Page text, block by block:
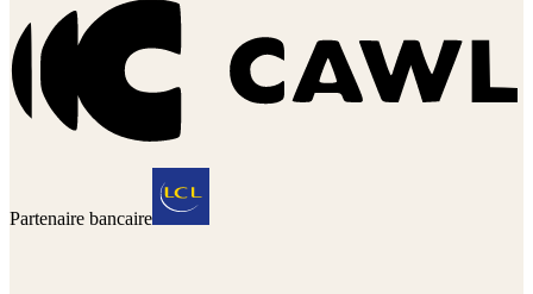
Partenaire bancaire